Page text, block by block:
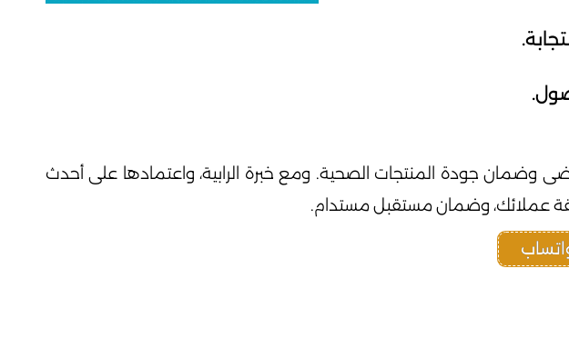
جودة المنتجات الصحية. ومع خبرة الرابية، واعتمادها على أحدث
ثقة عملائك، وضمان مستقبل مستدام.